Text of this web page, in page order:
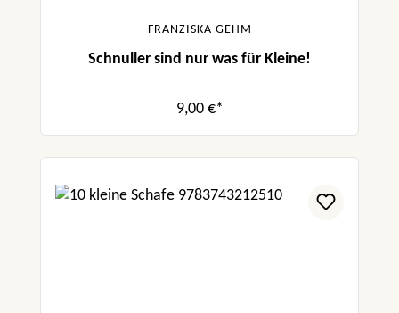
FRANZISKA GEHM
Schnuller sind nur was für Kleine!
9,00 €*